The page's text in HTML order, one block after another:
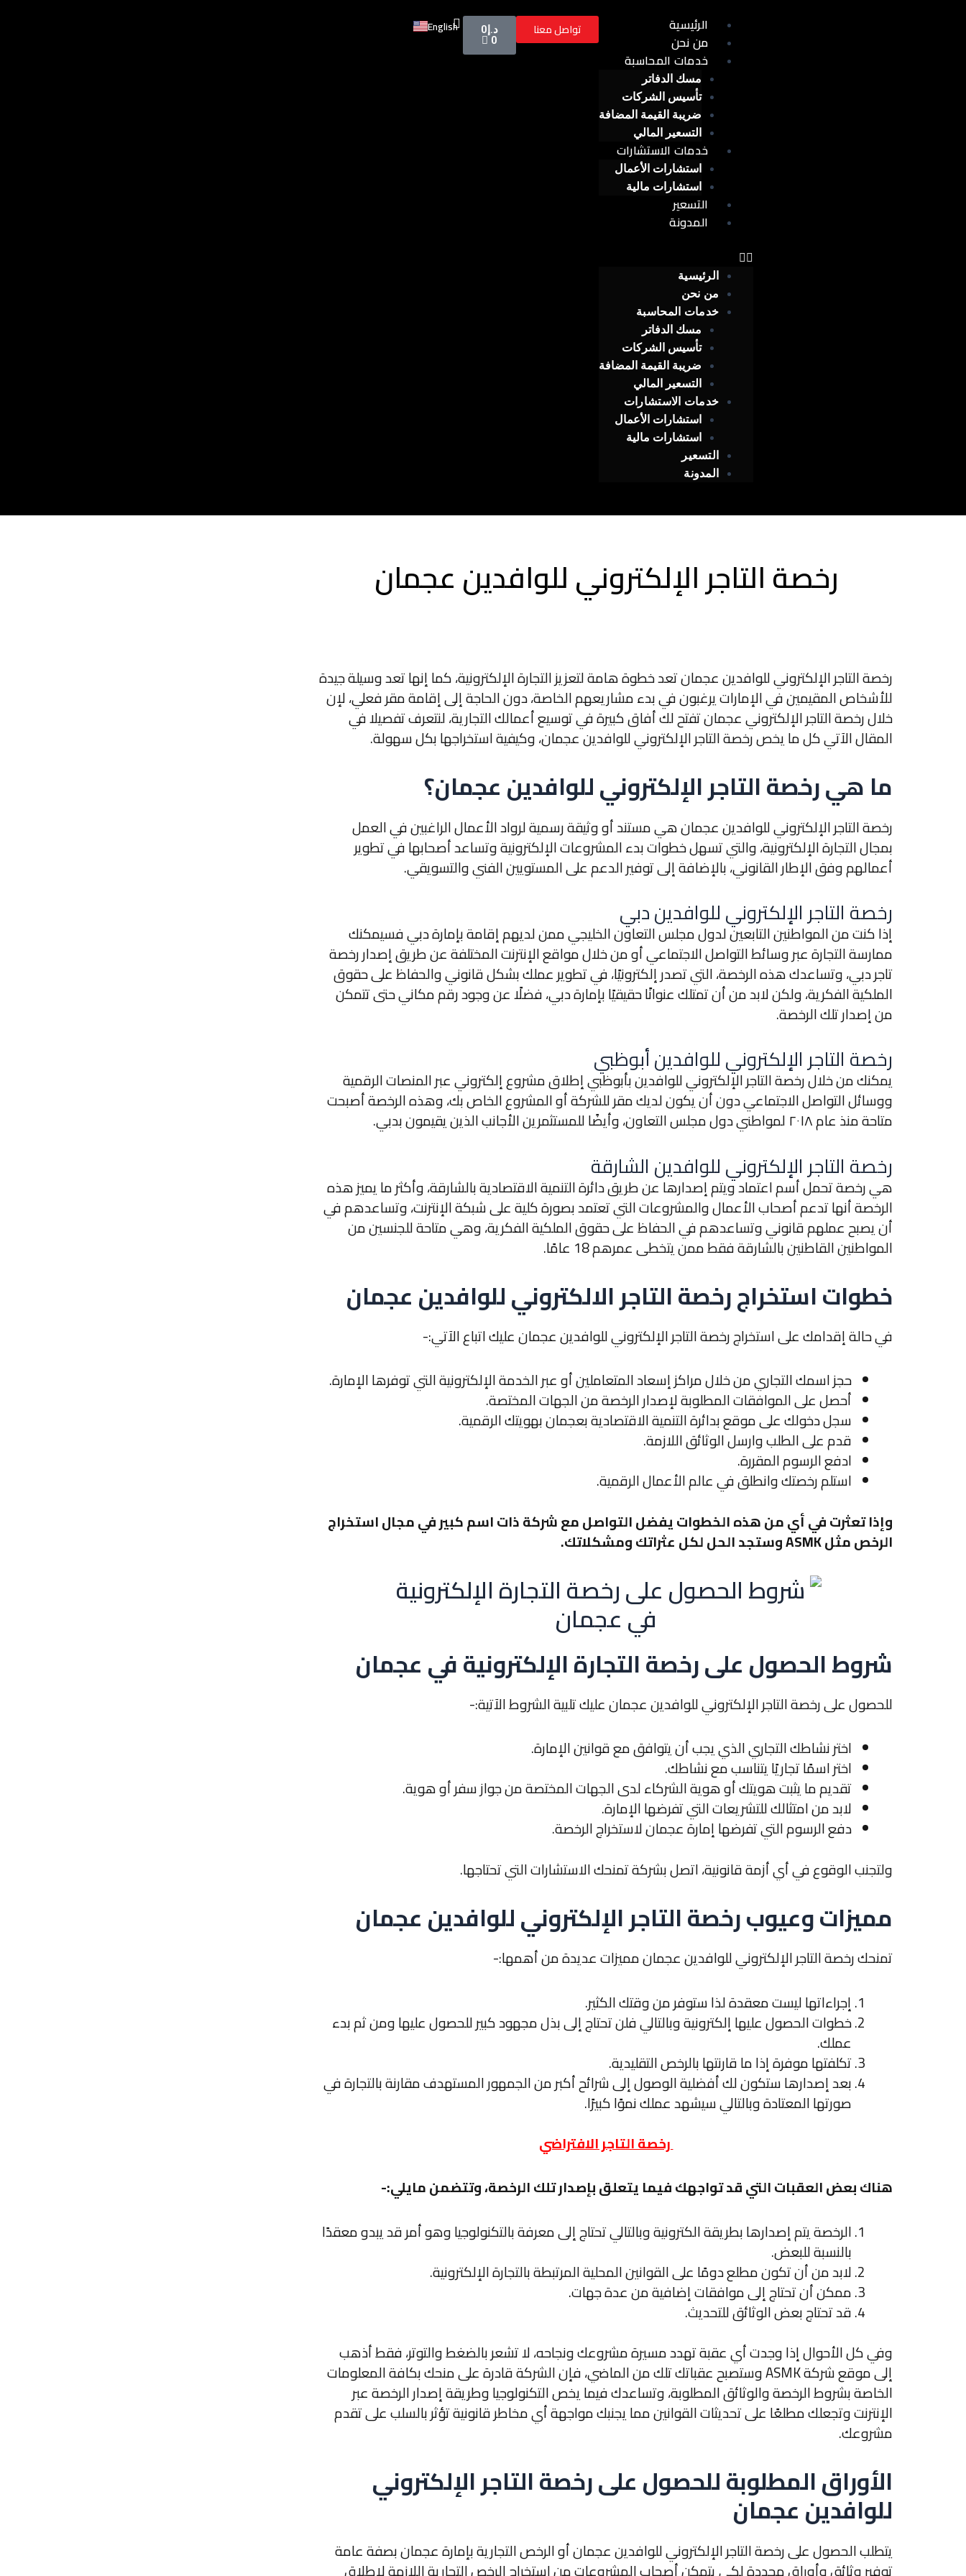
الرئيسية
من نحن
خدمات المحاسبة
مسك الدفاتر
تأسيس الشركات
ضريبة القيمة المضافة
التسعير المالي
خدمات الاستشارات
استشارات الأعمال
استشارات مالية
التسعير
المدونة
Menu
الرئيسية
من نحن
خدمات المحاسبة
مسك الدفاتر
تأسيس الشركات
ضريبة القيمة المضافة
التسعير المالي
خدمات الاستشارات
استشارات الأعمال
استشارات مالية
التسعير
المدونة
تواصل معنا د.إ0
0
Cart
English
رخصة التاجر الإلكتروني للوافدين عجمان
رخصة التاجر الإلكتروني للوافدين عجمان تعد خطوة هامة لتعزيز التجارة الإلكترونية، كما إنها تعد وسيلة جيدة
للأشخاص المقيمين في الإمارات يرغبون في بدء مشاريعهم الخاصة، دون الحاجة إلى إقامة مقر فعلي، لإن
خلال رخصة التاجر الإلكتروني عجمان تفتح لك أفاق كبيرة في توسيع أعمالك التجارية، لنتعرف تفصيلا في
المقال الآتي كل ما يخص رخصة التاجر الإلكتروني للوافدين عجمان، وكيفية استخراجها بكل سهولة.
ما هي رخصة التاجر الإلكتروني للوافدين عجمان؟
رخصة التاجر الإلكتروني للوافدين عجمانهي مستند أو وثيقة رسمية لرواد الأعمال الراغبين في العمل
بمجال التجارة الإلكترونية، والتي تسهل خطوات بدء المشروعات الإلكترونية وتساعد أصحابها في تطوير
أعمالهم وفق الإطار القانوني، بالإضافة إلى توفير الدعم على المستويين الفني والتسويقي.
رخصة التاجر الإلكتروني للوافدين دبي
إذا كنت من المواطنين التابعين لدول مجلس التعاون الخليجي ممن لديهم إقامة بإمارة دبي فسيمكنك
ممارسة التجارة عبر وسائط التواصل الاجتماعي أو من خلال مواقع الإنترنت المختلفة عن طريق إصدار رخصة
تاجر دبي، وتساعدك هذه الرخصة، التي تصدر إلكترونيًا، في تطوير عملك بشكل قانوني والحفاظ على حقوق
الملكية الفكرية، ولكن لابد من أن تمتلك عنوانًا حقيقيًا بإمارة دبي، فضلًا عن وجود رقم مكاني حتى تتمكن
من إصدار تلك الرخصة.
رخصة التاجر الإلكتروني للوافدين أبوظبي
يمكنك من خلال رخصة التاجر الإلكتروني للوافدين بأبوظبي إطلاق مشروع إلكتروني عبر المنصات الرقمية
ووسائل التواصل الاجتماعي دون أن يكون لديك مقر للشركة أو المشروع الخاص بك، وهذه الرخصة أصبحت
متاحة منذ عام ٢٠١٨ لمواطني دول مجلس التعاون، وأيضًا للمستثمرين الأجانب الذين يقيمون بدبي.
رخصة التاجر الإلكتروني للوافدين الشارقة
هي رخصة تحمل أسم اعتماد ويتم إصدارها عن طريق دائرة التنمية الاقتصادية بالشارقة، وأكثر ما يميز هذه
الرخصة أنها تدعم أصحاب الأعمال والمشروعات التي تعتمد بصورة كلية على شبكة الإنترنت، وتساعدهم في
أن يصبح عملهم قانوني وتساعدهم في الحفاظ على حقوق الملكية الفكرية، وهي متاحة للجنسين من
المواطنين القاطنين بالشارقة فقط ممن يتخطى عمرهم 18 عامًا.
خطوات استخراج رخصة التاجر الالكتروني للوافدين عجمان
في حالة إقدامك على استخراجرخصة التاجر الإلكتروني للوافدين عجمانعليك اتباع الآتي:-
حجز اسمك التجاري من خلال مراكز إسعاد المتعاملين أو عبر الخدمة الإلكترونية التي توفرها الإمارة.
أحصل على الموافقات المطلوبة لإصدار الرخصة من الجهات المختصة.
سجل دخولك على موقع بدائرة التنمية الاقتصادية بعجمان بهويتك الرقمية.
قدم على الطلب وارسل الوثائق اللازمة.
ادفع الرسوم المقررة.
استلم رخصتك وانطلق في عالم الأعمال الرقمية.
وإذا تعثرت في أي من هذه الخطوات يفضل التواصل مع شركة ذات اسم كبير في مجال استخراج
الرخص مثل ASMK وستجد الحل لكل عثراتك ومشكلاتك.
شروط الحصول على رخصة التجارة الإلكترونية في عجمان
للحصول علىرخصة التاجر الإلكتروني للوافدين عجمانعليك تلبية الشروط الآتية:-
اختر نشاطك التجاري الذي يجب أن يتوافق مع قوانين الإمارة.
اختر اسمًا تجاريًا يتناسب مع نشاطك.
تقديم ما يثبت هويتك أو هوية الشركاء لدى الجهات المختصة من جواز سفر أو هوية.
لابد من امتثالك للتشريعات التي تفرضها الإمارة.
دفع الرسوم التي تفرضها إمارة عجمان لاستخراج الرخصة.
ولتجنب الوقوع في أي أزمة قانونية، اتصل بشركة تمنحك الاستشارات التي تحتاجها.
مميزات وعيوب رخصة التاجر الإلكتروني للوافدين عجمان
تمنحكرخصة التاجر الإلكتروني للوافدين عجمانمميزات عديدة من أهمها:-
إجراءاتها ليست معقدة لذا ستوفر من وقتك الكثير.
خطوات الحصول عليها إلكترونية وبالتالي فلن تحتاج إلى بذل مجهود كبير للحصول عليها ومن ثم بدء
عملك.
تكلفتها موفرة إذا ما قارنتها بالرخص التقليدية.
بعد إصدارها ستكون لك أفضلية الوصول إلى شرائح أكبر من الجمهور المستهدف مقارنة بالتجارة في
صورتها المعتادة وبالتالي سيشهد عملك نموًا كبيرًا.
رخصة التاجر الافتراضي
هناك بعض العقبات التي قد تواجهك فيما يتعلق بإصدار تلك الرخصة، وتتضمن مايلي:-
الرخصة يتم إصدارها بطريقة الكترونية وبالتالي تحتاج إلى معرفة بالتكنولوجيا وهو أمر قد يبدو معقدًا
بالنسبة للبعض.
لابد من أن تكون مطلع دومًا على القوانين المحلية المرتبطة بالتجارة الإلكترونية.
ممكن أن تحتاج إلى موافقات إضافية من عدة جهات.
قد تحتاج بعض الوثائق للتحديث.
وفي كل الأحوال إذا وجدت أي عقبة تهدد مسيرة مشروعك ونجاحه، لا تشعر بالضغط والتوتر، فقط أذهب
إلى موقع شركة ASMK وستصبح عقباتك تلك من الماضي، فإن الشركة قادرة على منحك بكافة المعلومات
الخاصة بشروط الرخصة والوثائق المطلوبة، وتساعدك فيما يخص التكنولوجيا وطريقة إصدار الرخصة عبر
الإنترنت وتجعلك مطلعًا على تحديثات القوانين مما يجنبك مواجهة أي مخاطر قانونية تؤثر بالسلب على تقدم
مشروعك.
الأوراق المطلوبة للحصول على رخصة التاجر الإلكتروني
للوافدين عجمان
يتطلب الحصول علىرخصة التاجر الإلكتروني للوافدين عجمانأو الرخص التجارية بإمارة عجمان بصفة عامة
توفير وثائق وأوراق محددة لكي يتمكن أصحاب المشروعات من استخراج الرخص التجارية اللازمة لإطلاق